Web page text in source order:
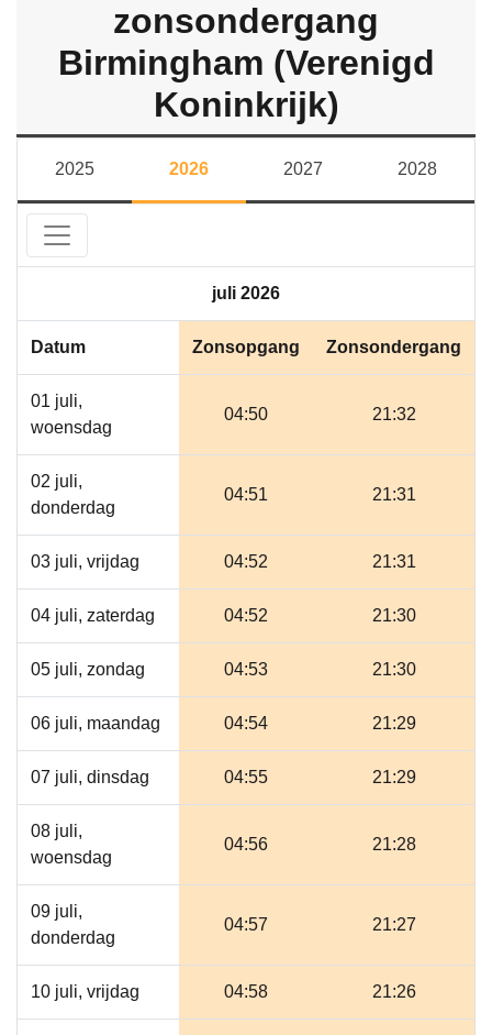
zonsondergang
Birmingham (Verenigd
Koninkrijk)
2025 2026 2027 2028
juli 2026
Datum Zonsopgang Zonsondergang
01 juli,
woensdag
04:50 21:32
02 juli,
donderdag
04:51 21:31
03 juli, vrijdag 04:52 21:31
04 juli, zaterdag 04:52 21:30
05 juli, zondag 04:53 21:30
06 juli, maandag 04:54 21:29
07 juli, dinsdag 04:55 21:29
08 juli,
woensdag
04:56 21:28
09 juli,
donderdag
04:57 21:27
10 juli, vrijdag 04:58 21:26